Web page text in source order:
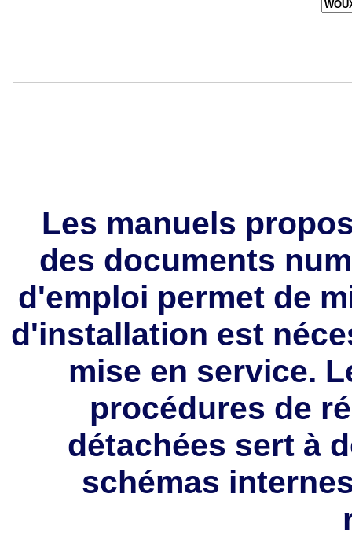
Les manuels
des documents
d'emploi permet de
d'installation est
mise en service.
procédures de
détachées sert à
schémas